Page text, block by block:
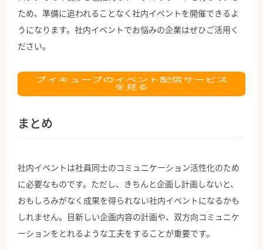
ため、準備に追われることなく社内イベントを開催できるよ
うになります。社内イベントでお悩みの企業はぜひご活用く
ださい。
まとめ
社内イベントは社員同士のコミュニケーション活性化のため
に必要なものです。ただし、きちんと企画し計画しないと、
おもしろみがなく成果を得られない社内イベントになるかも
しれません。目新しい企画内容の計画や、双方向コミュニケ
ーションをとれるような工夫をすることが重要です。